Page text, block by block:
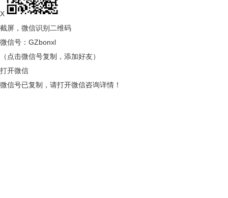
X
截屏，微信识别二维码
微信号： GZbonxl
（点击微信号复制，添加好友）
打开微信
微信号已复制，请打开微信咨询详情！